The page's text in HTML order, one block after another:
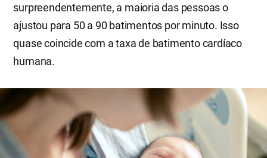
surpreendentemente, a maioria das pessoas o
ajustou para 50 a 90 batimentos por minuto. Isso
quase coincide com a taxa de batimento cardíaco
humana.